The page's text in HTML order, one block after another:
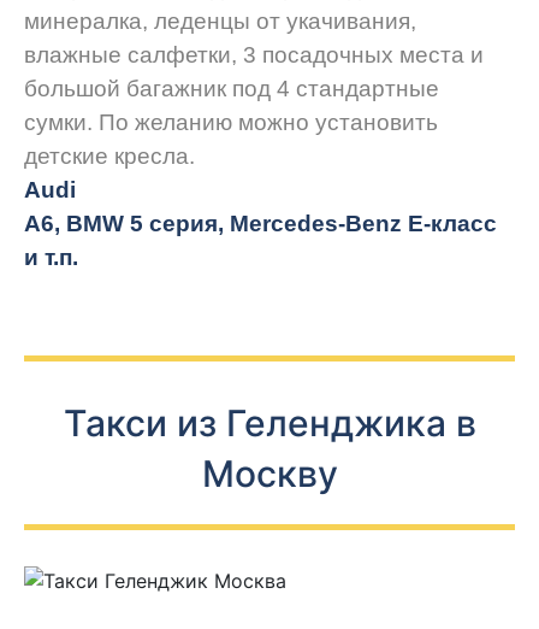
минералка, леденцы от укачивания,
влажные салфетки, 3 посадочных места и
большой багажник под 4 стандартные
сумки. По желанию можно установить
детские кресла.
Audi
A6, BMW 5 серия, Mercedes-Benz E-класс
и т.п.
Такси из Геленджика в
Москву